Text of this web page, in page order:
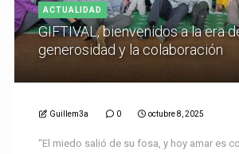
ACTUALIDAD
GIFTIVAL, bienvenidos a la era
generosidad y la colaboración
Guillem3a 0 octubre 8, 2025
“El miedo salió de su fosa, y hoy amar es